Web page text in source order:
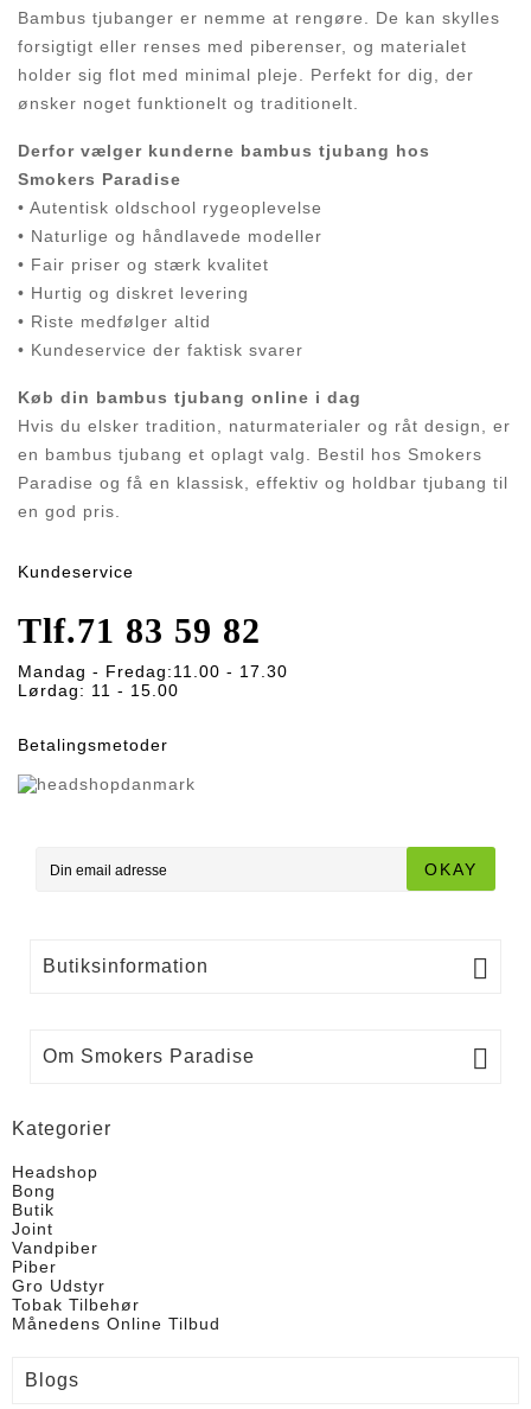
Bambus tjubanger er nemme at rengøre. De kan skylles
forsigtigt eller renses med piberenser, og materialet
holder sig flot med minimal pleje. Perfekt for dig, der
ønsker noget funktionelt og traditionelt.
Derfor vælger kunderne bambus tjubang hos
Smokers Paradise
• Autentisk oldschool rygeoplevelse
• Naturlige og håndlavede modeller
• Fair priser og stærk kvalitet
• Hurtig og diskret levering
• Riste medfølger altid
• Kundeservice der faktisk svarer
Køb din bambus tjubang online i dag
Hvis du elsker tradition, naturmaterialer og råt design, er
en bambus tjubang et oplagt valg. Bestil hos Smokers
Paradise og få en klassisk, effektiv og holdbar tjubang til
en god pris.
Kundeservice
Tlf.71 83 59 82
Mandag - Fredag:11.00 - 17.30
Lørdag: 11 - 15.00
Betalingsmetoder
OKAY
Butiksinformation 
Om Smokers Paradise 
Kategorier
Headshop
Bong
Butik
Joint
Vandpiber
Piber
Gro Udstyr
Tobak Tilbehør
Månedens Online Tilbud
Blogs